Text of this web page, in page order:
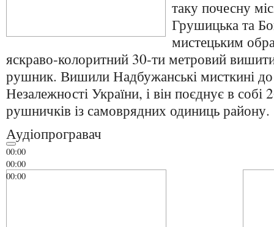
таку почесну
Грушицька та
мистецьким
яскраво-колоритний 30-ти метровий
рушник. Вишили Надбужанські мисткині до
Незалежності України, і він поєднує в
рушничків із самоврядних одиниць району.
Аудіопрогравач
00:00
00:00
00:00